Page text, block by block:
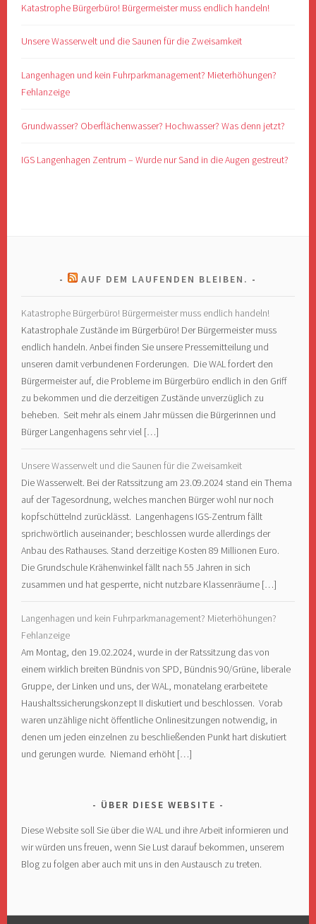
Katastrophe Bürgerbüro! Bürgermeister muss endlich handeln!
Unsere Wasserwelt und die Saunen für die Zweisamkeit
Langenhagen und kein Fuhrparkmanagement? Mieterhöhungen?
Fehlanzeige
Grundwasser? Oberflächenwasser? Hochwasser? Was denn jetzt?
IGS Langenhagen Zentrum – Wurde nur Sand in die Augen gestreut?
AUF DEM LAUFENDEN BLEIBEN.
Katastrophe Bürgerbüro! Bürgermeister muss endlich handeln!
Katastrophale Zustände im Bürgerbüro! Der Bürgermeister muss
endlich handeln. Anbei finden Sie unsere Pressemitteilung und
unseren damit verbundenen Forderungen. Die WAL fordert den
Bürgermeister auf, die Probleme im Bürgerbüro endlich in den Griff
zu bekommen und die derzeitigen Zustände unverzüglich zu
beheben. Seit mehr als einem Jahr müssen die Bürgerinnen und
Bürger Langenhagens sehr viel […]
Unsere Wasserwelt und die Saunen für die Zweisamkeit
Die Wasserwelt. Bei der Ratssitzung am 23.09.2024 stand ein Thema
auf der Tagesordnung, welches manchen Bürger wohl nur noch
kopfschüttelnd zurücklässt. Langenhagens IGS-Zentrum fällt
sprichwörtlich auseinander; beschlossen wurde allerdings der
Anbau des Rathauses. Stand derzeitige Kosten 89 Millionen Euro.
Die Grundschule Krähenwinkel fällt nach 55 Jahren in sich
zusammen und hat gesperrte, nicht nutzbare Klassenräume […]
Langenhagen und kein Fuhrparkmanagement? Mieterhöhungen?
Fehlanzeige
Am Montag, den 19.02.2024, wurde in der Ratssitzung das von
einem wirklich breiten Bündnis von SPD, Bündnis 90/Grüne, liberale
Gruppe, der Linken und uns, der WAL, monatelang erarbeitete
Haushaltssicherungskonzept II diskutiert und beschlossen. Vorab
waren unzählige nicht öffentliche Onlinesitzungen notwendig, in
denen um jeden einzelnen zu beschließenden Punkt hart diskutiert
und gerungen wurde. Niemand erhöht […]
ÜBER DIESE WEBSITE
Diese Website soll Sie über die WAL und ihre Arbeit informieren und
wir würden uns freuen, wenn Sie Lust darauf bekommen, unserem
Blog zu folgen aber auch mit uns in den Austausch zu treten.